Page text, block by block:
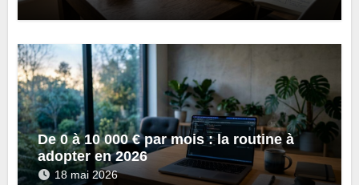
De 0 à 10 000 € par mois : la routine à
adopter en 2026
18 mai 2026